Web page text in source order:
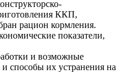
ККП,
рацион кормления.
показатели,
и возможные
способы их устранения на